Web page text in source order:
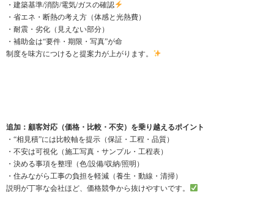
・建築基準/消防/電気/ガスの確認
・省エネ・断熱の考え方（体感と光熱費）
・耐震・劣化（見えない部分）
・補助金は“要件・期限・写真”が命
制度を味方につけると提案力が上がります。
追加：顧客対応（価格・比較・不安）を乗り越えるポイント
・“相見積”には比較軸を提示（保証・工程・品質）
・不安は可視化（施工写真・サンプル・工程表）
・決める事項を整理（色/設備/収納/照明）
・住みながら工事の負担を軽減（養生・動線・清掃）
説明が丁寧な会社ほど、価格競争から抜けやすいです。